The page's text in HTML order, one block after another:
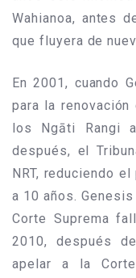
Wahianoa, antes
que fluyera de
En 2001, cuando
para la
los Ngāti Rangi
después, el
NRT, reduciendo
a 10 años.
Corte Suprema
2010, después
apelar a la